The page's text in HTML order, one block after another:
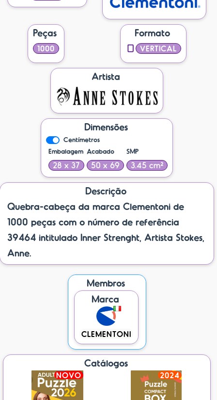
Peças
1000
Formato
VERTICAL
Artista
Dimensões
Centímetros
Embalagem
28 x 37
Acabado
50 x 69
SMP
3.45 cm²
Descrição
Quebra-cabeça da marca Clementoni de
1000 peças com o número de referência
39464 intitulado Inner Strenght, Artista Stokes,
Anne.
Membros
Marca
CLEMENTONI
Catálogos
NOVO 2024